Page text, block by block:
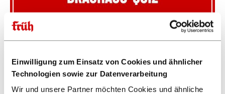
Einwilligung zum Einsatz von Cookies und ähnlicher
Technologien sowie zur Datenverarbeitung
Wir und unsere Partner möchten Cookies und ähnliche
01.10.2026
FRÜH's Kneipen-Sport